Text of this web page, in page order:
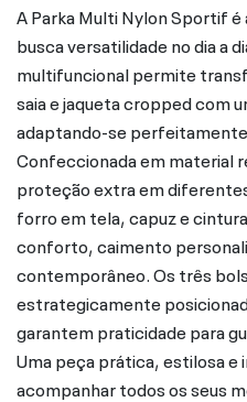
A Parka Multi Nylon Sportif
busca versatilidade no dia a
multifuncional permite
saia e jaqueta cropped com
adaptando-se
Confeccionada em material
proteção extra em
forro em tela, capuz e
conforto, caimento
contemporâneo. Os três
estrategicamente
garantem praticidade para
Uma peça prática, estilosa e
acompanhar todos os seus